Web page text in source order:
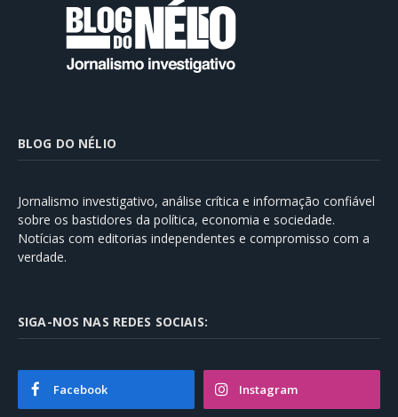
BLOG DO NÉLIO
Jornalismo investigativo, análise crítica e informação confiável
sobre os bastidores da política, economia e sociedade.
Notícias com editorias independentes e compromisso com a
verdade.
SIGA-NOS NAS REDES SOCIAIS:
Facebook Instagram